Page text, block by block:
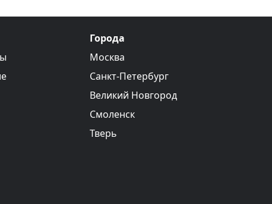
Города
Москва
Санкт-Петербург
Великий Новгород
Смоленск
Тверь